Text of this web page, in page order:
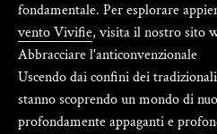
fondamentale. Per esplorare
vento Vivifie, visita il nostro sito
Abbracciare l'anticonvenzionale
Uscendo dai confini dei
stanno scoprendo un mondo di
profondamente appaganti e